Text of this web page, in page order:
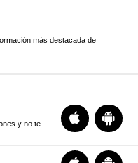
más destacada de
y no te